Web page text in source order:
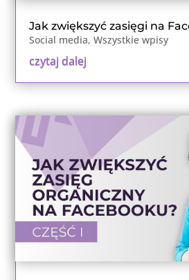
Jak zwiększyć zasięgi na
Social media,Wszystkie wpisy
czytaj dalej